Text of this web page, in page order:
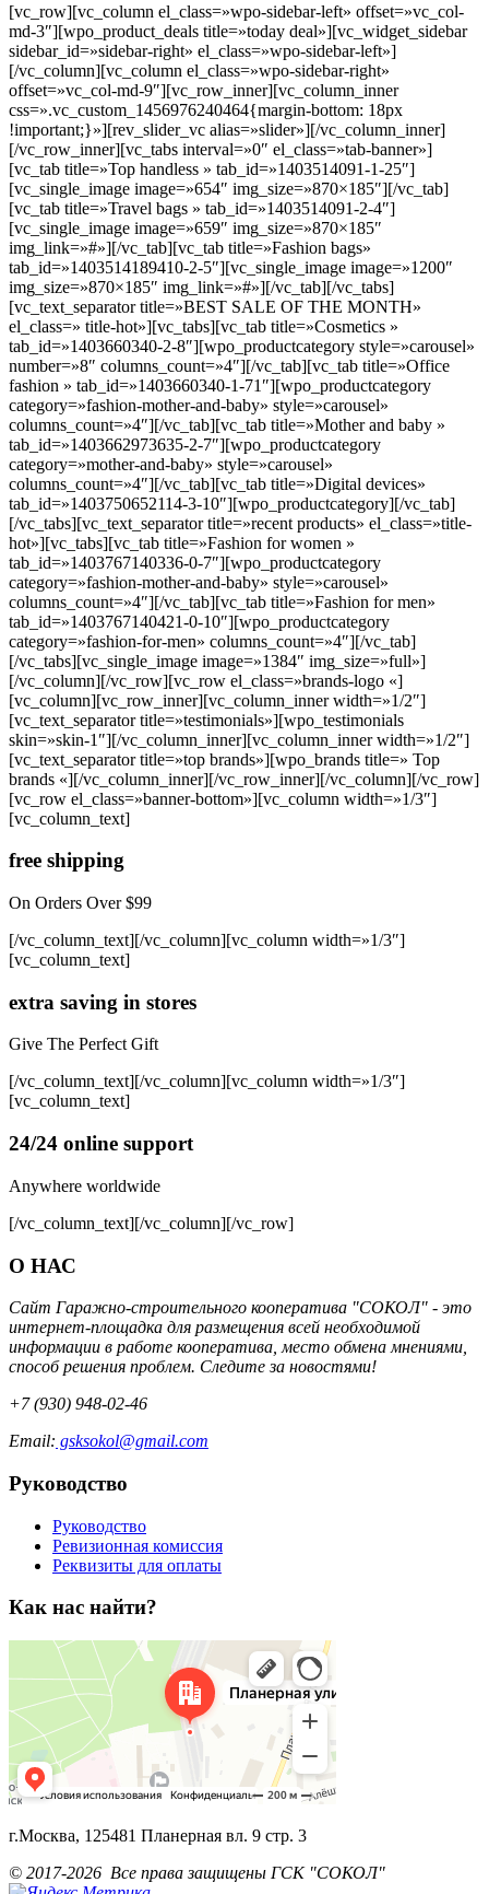
[vc_row][vc_column el_class=»wpo-sidebar-left» offset=»vc_col-
md-3″][wpo_product_deals title=»today deal»][vc_widget_sidebar
sidebar_id=»sidebar-right» el_class=»wpo-sidebar-left»]
[/vc_column][vc_column el_class=»wpo-sidebar-right»
offset=»vc_col-md-9″][vc_row_inner][vc_column_inner
css=».vc_custom_1456976240464{margin-bottom: 18px
!important;}»][rev_slider_vc alias=»slider»][/vc_column_inner]
[/vc_row_inner][vc_tabs interval=»0″ el_class=»tab-banner»]
[vc_tab title=»Top handless » tab_id=»1403514091-1-25″]
[vc_single_image image=»654″ img_size=»870×185″][/vc_tab]
[vc_tab title=»Travel bags » tab_id=»1403514091-2-4″]
[vc_single_image image=»659″ img_size=»870×185″
img_link=»#»][/vc_tab][vc_tab title=»Fashion bags»
tab_id=»1403514189410-2-5″][vc_single_image image=»1200″
img_size=»870×185″ img_link=»#»][/vc_tab][/vc_tabs]
[vc_text_separator title=»BEST SALE OF THE MONTH»
el_class=» title-hot»][vc_tabs][vc_tab title=»Cosmetics »
tab_id=»1403660340-2-8″][wpo_productcategory style=»carousel»
number=»8″ columns_count=»4″][/vc_tab][vc_tab title=»Office
fashion » tab_id=»1403660340-1-71″][wpo_productcategory
category=»fashion-mother-and-baby» style=»carousel»
columns_count=»4″][/vc_tab][vc_tab title=»Mother and baby »
tab_id=»1403662973635-2-7″][wpo_productcategory
category=»mother-and-baby» style=»carousel»
columns_count=»4″][/vc_tab][vc_tab title=»Digital devices»
tab_id=»1403750652114-3-10″][wpo_productcategory][/vc_tab]
[/vc_tabs][vc_text_separator title=»recent products» el_class=»title-
hot»][vc_tabs][vc_tab title=»Fashion for women »
tab_id=»1403767140336-0-7″][wpo_productcategory
category=»fashion-mother-and-baby» style=»carousel»
columns_count=»4″][/vc_tab][vc_tab title=»Fashion for men»
tab_id=»1403767140421-0-10″][wpo_productcategory
category=»fashion-for-men» columns_count=»4″][/vc_tab]
[/vc_tabs][vc_single_image image=»1384″ img_size=»full»]
[/vc_column][/vc_row][vc_row el_class=»brands-logo «]
[vc_column][vc_row_inner][vc_column_inner width=»1/2″]
[vc_text_separator title=»testimonials»][wpo_testimonials
skin=»skin-1″][/vc_column_inner][vc_column_inner width=»1/2″]
[vc_text_separator title=»top brands»][wpo_brands title=» Top
brands «][/vc_column_inner][/vc_row_inner][/vc_column][/vc_row]
[vc_row el_class=»banner-bottom»][vc_column width=»1/3″]
[vc_column_text]
free shipping
On Orders Over $99
[/vc_column_text][/vc_column][vc_column width=»1/3″]
[vc_column_text]
extra saving in stores
Give The Perfect Gift
[/vc_column_text][/vc_column][vc_column width=»1/3″]
[vc_column_text]
24/24 online support
Anywhere worldwide
[/vc_column_text][/vc_column][/vc_row]
О НАС
Сайт Гаражно-строительного кооператива "СОКОЛ" - это
интернет-площадка для размещения всей необходимой
информации в работе кооператива, место обмена мнениями,
способ решения проблем. Следите за новостями!
+7 (930) 948-02-46
Email: gsksokol@gmail.com
Руководство
Руководство
Ревизионная комиссия
Реквизиты для оплаты
Как нас найти?
г.Москва, 125481 Планерная вл. 9 стр. 3
© 2017-2026 Все права защищены ГСК "СОКОЛ"